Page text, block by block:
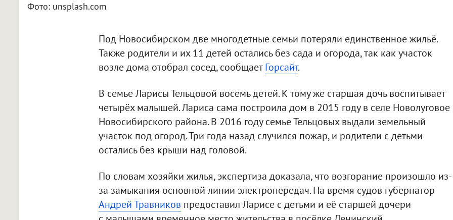
Фото: unsplash.com
Под Новосибирском две многодетные семьи потеряли единственное жильё.
Также родители и их 11 детей остались без сада и огорода, так как участок
возле дома отобрал сосед, сообщаетГорсайт.
В семье Ларисы Тельцовой восемь детей. К тому же старшая дочь воспитывает
четырёх малышей. Лариса сама построила дом в 2015 году в селе Новолуговое
Новосибирского района. В 2016 году семье Тельцовых выдали земельный
участок под огород. Три года назад случился пожар, и родители с детьми
остались без крыши над головой.
По словам хозяйки жилья, экспертиза доказала, что возгорание произошло из-
за замыкания основной линии электропередач. На время судов губернатор
Андрей Травников предоставил Ларисе с детьми и её старшей дочери